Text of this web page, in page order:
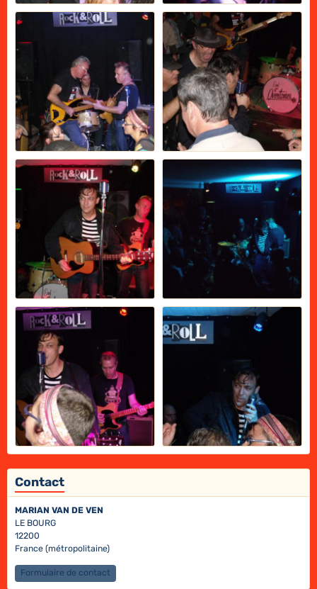
Contact
MARIAN VAN DE VEN
LE BOURG
12200
France (métropolitaine)
Formulaire de contact